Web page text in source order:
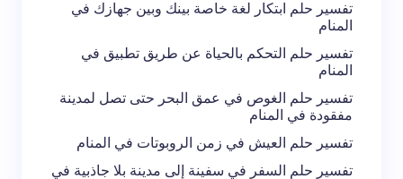
تفسير حلم ابتكار لغة خاصة بينك وبين جهازك في
المنام
تفسير حلم التحكم بالحياة عن طريق تطبيق في
المنام
تفسير حلم الغوص في عمق البحر حتى تصل لمدينة
مفقودة في المنام
تفسير حلم العيش في زمن الروبوتات في المنام
تفسير حلم السفر في سفينة إلى مدينة بلا جاذبية في